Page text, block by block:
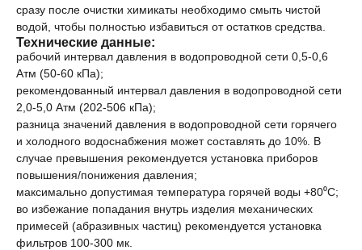
сразу после очистки химикаты необходимо смыть чистой
водой, чтобы полностью избавиться от остатков средства.
Технические данные:
рабочий интервал давления в водопроводной сети 0,5-0,6
Атм (50-60 кПа);
рекомендованный интервал давления в водопроводной сети
2,0-5,0 Атм (202-506 кПа);
разница значений давления в водопроводной сети горячего
и холодного водоснабжения может составлять до 10%. В
случае превышения рекомендуется установка приборов
повышения/понижения давления;
максимально допустимая температура горячей воды +80⁰С;
во избежание попадания внутрь изделия механических
примесей (абразивных частиц) рекомендуется установка
фильтров 100-300 мк.